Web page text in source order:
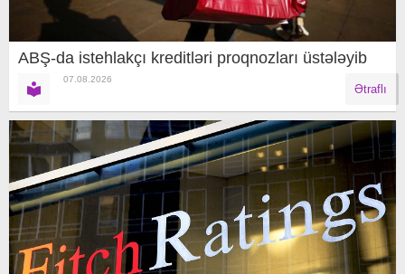
ABŞ-da istehlakçı kreditləri proqnozları üstələyib
07.08.2026
Ətraflı